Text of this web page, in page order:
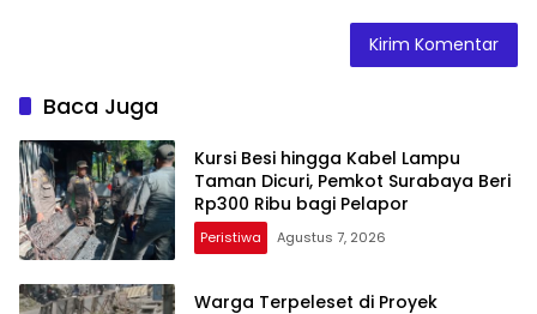
Baca Juga
Kursi Besi hingga Kabel Lampu
Taman Dicuri, Pemkot Surabaya Beri
Rp300 Ribu bagi Pelapor
Peristiwa Agustus 7, 2026
Warga Terpeleset di Proyek